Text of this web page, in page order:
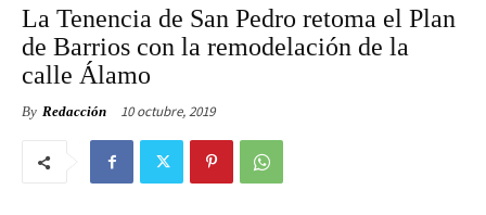
La Tenencia de San Pedro retoma el Plan
de Barrios con la remodelación de la
calle Álamo
By Redacción 10 octubre, 2019